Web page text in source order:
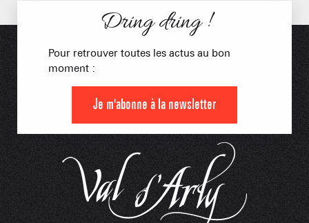
Dring dring !
Pour retrouver toutes les actus au bon
moment :
Je m'abonne à la newsletter